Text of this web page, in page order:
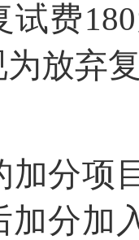
试费180
放弃
加分项
加分加